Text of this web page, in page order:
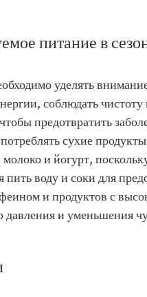
питание в
уделять
соблюдать
предотвратить
сухие
и йогурт,
пить воду и соки для
и продуктов с
давления и уменьшения